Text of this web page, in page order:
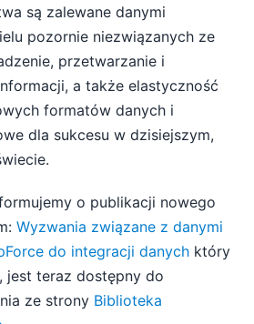
są zalewane danymi
pozornie niezwiązanych ze
przetwarzanie i
a także elastyczność
formatów danych i
dla sukcesu w dzisiejszym,
o publikacji nowego
Wyzwania związane z danymi
do integracji danych który
jest teraz dostępny do
ze strony Biblioteka